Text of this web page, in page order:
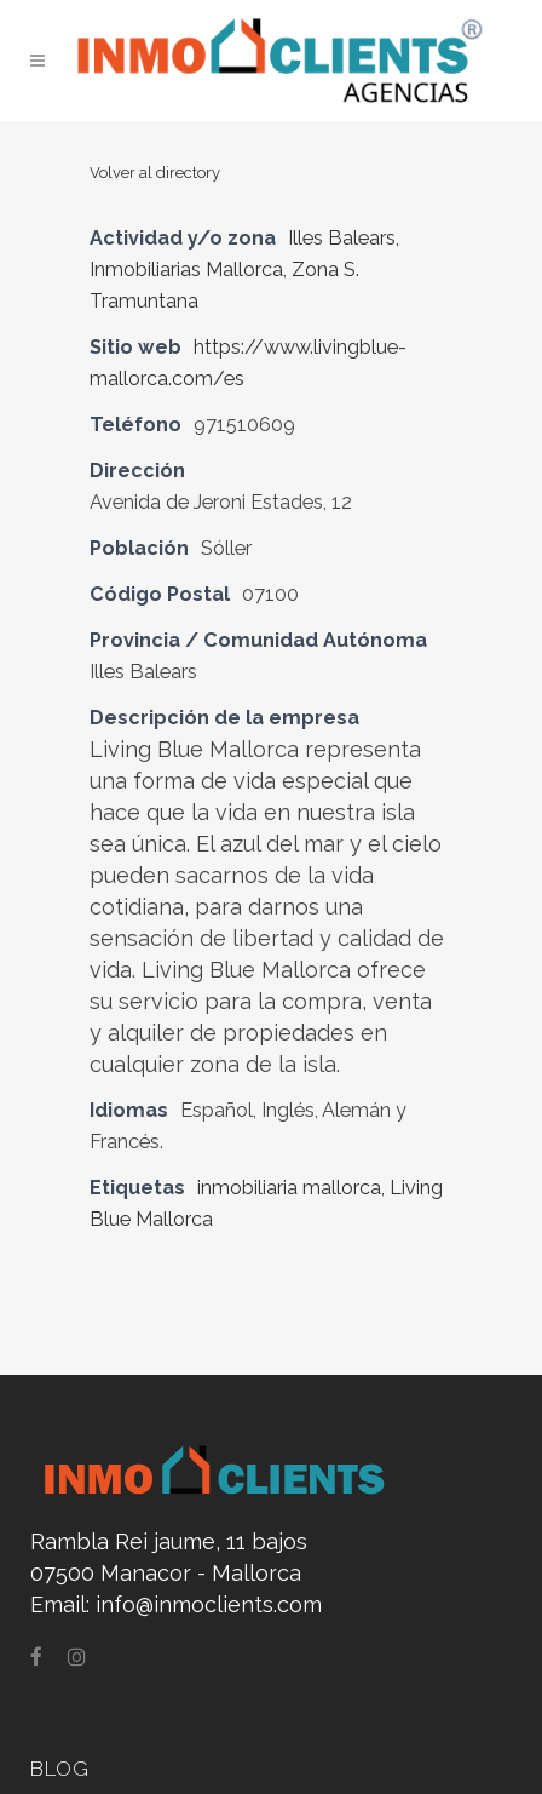
Volver al directory
Actividad y/o zona Illes Balears,
Inmobiliarias Mallorca, Zona S.
Tramuntana
Sitio web https://www.livingblue-
mallorca.com/es
Teléfono
971510609
Dirección
Avenida de Jeroni Estades, 12
Población Sóller
Código Postal 07100
Provincia / Comunidad Autónoma
Illes Balears
Descripción de la empresa
Living Blue Mallorca representa
una forma de vida especial que
hace que la vida en nuestra isla
sea única. El azul del mar y el cielo
pueden sacarnos de la vida
cotidiana, para darnos una
sensación de libertad y calidad de
vida. Living Blue Mallorca ofrece
su servicio para la compra, venta
y alquiler de propiedades en
cualquier zona de la isla.
Idiomas
Español, Inglés, Alemán y
Francés.
Etiquetas inmobiliaria mallorca, Living
Blue Mallorca
Rambla Rei jaume, 11 bajos
07500 Manacor - Mallorca
Email: info@inmoclients.com
BLOG